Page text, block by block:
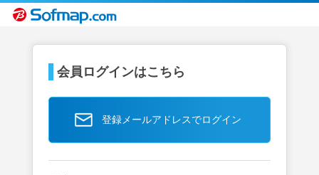
会員ログインはこちら
登録メールアドレスでログイン